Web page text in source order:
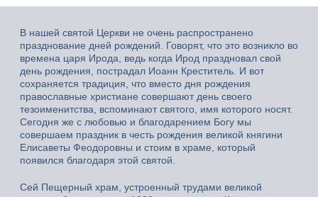
В нашей святой Церкви не очень распространено
празднование дней рождений. Говорят, что это возникло во
времена царя Ирода, ведь когда Ирод праздновал свой
день рождения, пострадал Иоанн Креститель. И вот
сохраняется традиция, что вместо дня рождения
православные христиане совершают день своего
тезоименитства, вспоминают святого, имя которого носят.
Сегодня же с любовью и благодарением Богу мы
совершаем праздник в честь рождения великой княгини
Елисаветы Феодоровны и стоим в храме, который
появился благодаря этой святой.
Сей Пещерный храм, устроенный трудами великой